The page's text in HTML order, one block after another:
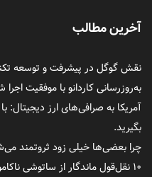
آخرین مطالب
نقش گوگل در پیشرفت و توسعه
به‌روزرسانی کاردانو با موفقیت اجرا
آمریکا به صرافی‌های ارز دیجیتال:
بگیرید.
چرا بعضی‌ها خیلی زود ثروتمند
۱۰ نقل‌قول ماندگار از ساتوشی ناکاموتو